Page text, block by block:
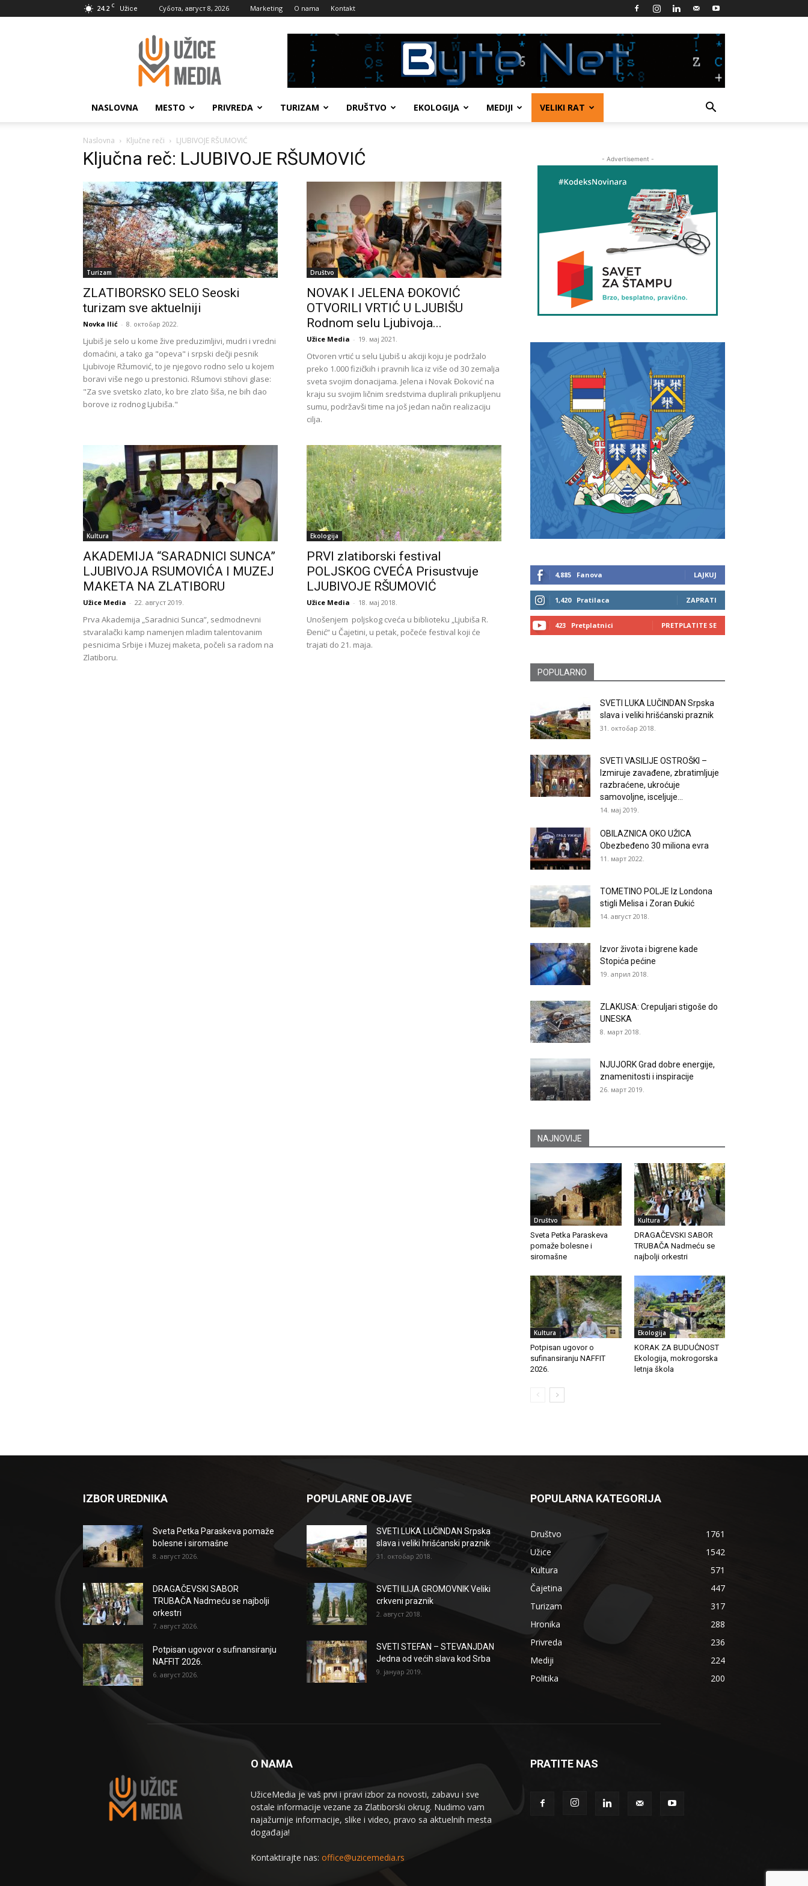
24.2 C Užice Субота, август 8, 2026 Marketing O nama Kontakt
UžiceMedia
NASLOVNA MESTO PRIVREDA TURIZAM DRUŠTVO EKOLOGIJA MEDIJI VELIKI RAT
Naslovna Ključne reči LJUBIVOJE RŠUMOVIĆ
Ključna reč: LJUBIVOJE RŠUMOVIĆ
Turizam
ZLATIBORSKO SELO Seoski
turizam sve aktuelniji
Novka Ilić - 8. октобар 2022.
Ljubiš je selo u kome žive preduzimljivi, mudri i vredni
domaćini, a tako ga "opeva" i srpski dečji pesnik
Ljubivoje Ržumović, to je njegovo rodno selo u kojem
boravi više nego u prestonici. Ršumovi stihovi glase:
"Za sve svetsko zlato, ko bre zlato šiša, ne bih dao
borove iz rodnog Ljubiša."
Društvo
NOVAK I JELENA ĐOKOVIĆ
OTVORILI VRTIĆ U LJUBIŠU
Rodnom selu Ljubivoja...
Užice Media - 19. мај 2021.
Otvoren vrtić u selu Ljubiš u akciji koju je podržalo
preko 1.000 fizičkih i pravnih lica iz više od 30 zemalja
sveta svojim donacijama. Jelena i Novak Đoković na
kraju su svojim ličnim sredstvima duplirali prikupljenu
sumu, podržavši time na još jedan način realizaciju
cilja.
Kultura
AKADEMIJA “SARADNICI SUNCA”
LJUBIVOJA RSUMOVIĆA I MUZEJ
MAKETA NA ZLATIBORU
Užice Media - 22. август 2019.
Prva Akademija „Saradnici Sunca”, sedmodnevni
stvaralački kamp namenjen mladim talentovanim
pesnicima Srbije i Muzej maketa, počeli sa radom na
Zlatiboru.
Ekologija
PRVI zlatiborski festival
POLJSKOG CVEĆA Prisustvuje
LJUBIVOJE RŠUMOVIĆ
Užice Media - 18. мај 2018.
Unošenjem poljskog cveća u biblioteku „Ljubiša R.
Đenić“ u Čajetini, u petak, počeće festival koji će
trajati do 21. maja.
- Advertisement -
4,885 Fanova LAJKUJ
1,420 Pratilaca ZAPRATI
423 Pretplatnici PRETPLATITE SE
POPULARNO
SVETI LUKA LUČINDAN Srpska
slava i veliki hrišćanski praznik
31. октобар 2018.
SVETI VASILIJE OSTROŠKI –
Izmiruje zavađene, zbratimljuje
razbraćene, ukroćuje
samovoljne, isceljuje...
14. мај 2019.
OBILAZNICA OKO UŽICA
Obezbeđeno 30 miliona evra
11. март 2022.
TOMETINO POLJE Iz Londona
stigli Melisa i Zoran Đukić
14. август 2018.
Izvor života i bigrene kade
Stopića pećine
19. април 2018.
ZLAKUSA: Crepuljari stigoše do
UNESKA
8. март 2018.
NJUJORK Grad dobre energije,
znamenitosti i inspiracije
26. март 2019.
NAJNOVIJE
Društvo
Sveta Petka Paraskeva
pomaže bolesne i
siromašne
Kultura
DRAGAČEVSKI SABOR
TRUBAČA Nadmeću se
najbolji orkestri
Kultura
Potpisan ugovor o
sufinansiranju NAFFIT
2026.
Ekologija
KORAK ZA BUDUĆNOST
Ekologija, mokrogorska
letnja škola
IZBOR UREDNIKA
Sveta Petka Paraskeva pomaže
bolesne i siromašne
8. август 2026.
DRAGAČEVSKI SABOR
TRUBAČA Nadmeću se najbolji
orkestri
7. август 2026.
Potpisan ugovor o sufinansiranju
NAFFIT 2026.
6. август 2026.
POPULARNE OBJAVE
SVETI LUKA LUČINDAN Srpska
slava i veliki hrišćanski praznik
31. октобар 2018.
SVETI ILIJA GROMOVNIK Veliki
crkveni praznik
2. август 2018.
SVETI STEFAN – STEVANJDAN
Jedna od većih slava kod Srba
9. јануар 2019.
POPULARNA KATEGORIJA
Društvo
1761
Užice
1542
Kultura
571
Čajetina
447
Turizam
317
Hronika
288
Privreda
236
Mediji
224
Politika
200
O NAMA
UžiceMedia je vaš prvi i pravi izbor za novosti, zabavu i sve
ostale informacije vezane za Zlatiborski okrug. Nudimo vam
najažurnije informacije, slike i video, pravo sa aktuelnih mesta
događaja!
Kontaktirajte nas: office@uzicemedia.rs
PRATITE NAS